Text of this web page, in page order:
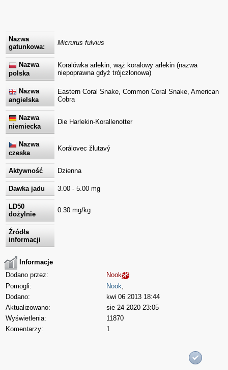
Nazwa
gatunkowa:
Micrurus fulvius
Nazwa
polska
Koralówka arlekin, wąż koralowy arlekin (nazwa
niepoprawna gdyż trójczłonowa)
Nazwa
angielska
Eastern Coral Snake, Common Coral Snake, American
Cobra
Nazwa
niemiecka
Die Harlekin-Korallenotter
Nazwa
czeska
Korálovec žlutavý
Aktywność Dzienna
Dawka jadu 3.00 - 5.00 mg
LD50
dożylnie
0.30 mg/kg
Źródła
informacji
Informacje
Dodano przez:
Nook
Pomogli:
Nook,
Dodano:
kwi 06 2013 18:44
Aktualizowano:
sie 24 2020 23:05
Wyświetlenia:
11870
Komentarzy:
1